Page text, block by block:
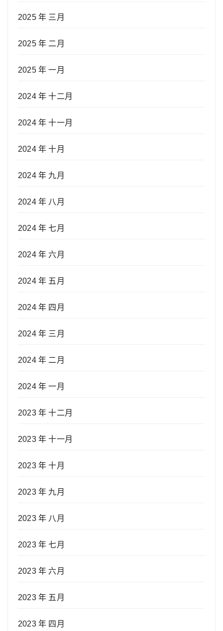
2025 年 三月
2025 年 二月
2025 年 一月
2024 年 十二月
2024 年 十一月
2024 年 十月
2024 年 九月
2024 年 八月
2024 年 七月
2024 年 六月
2024 年 五月
2024 年 四月
2024 年 三月
2024 年 二月
2024 年 一月
2023 年 十二月
2023 年 十一月
2023 年 十月
2023 年 九月
2023 年 八月
2023 年 七月
2023 年 六月
2023 年 五月
2023 年 四月